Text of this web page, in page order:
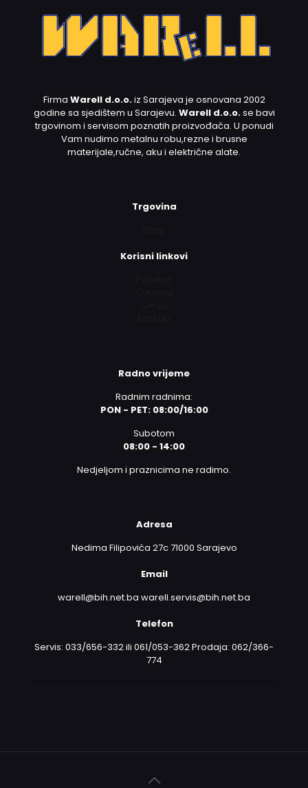
Firma Warell d.o.o.iz Sarajeva je osnovana 2002
godine sa sjedištem u Sarajevu. Warell d.o.o.se bavi
trgovinom i servisom poznatih proizvođača. U ponudi
Vam nudimo metalnu robu,rezne i brusne
materijale,ručne, aku i električne alate.
Trgovina
Korisni linkovi
Radno vrijeme
Radnim radnima:
PON - PET: 08:00/16:00
Subotom
08:00 - 14:00
Nedjeljom i praznicima ne radimo.
Adresa
Nedima Filipovića 27c 71000 Sarajevo
Email
warell@bih.net.ba warell.servis@bih.net.ba
Telefon
Servis: 033/656-332 ili 061/053-362 Prodaja: 062/366-
774